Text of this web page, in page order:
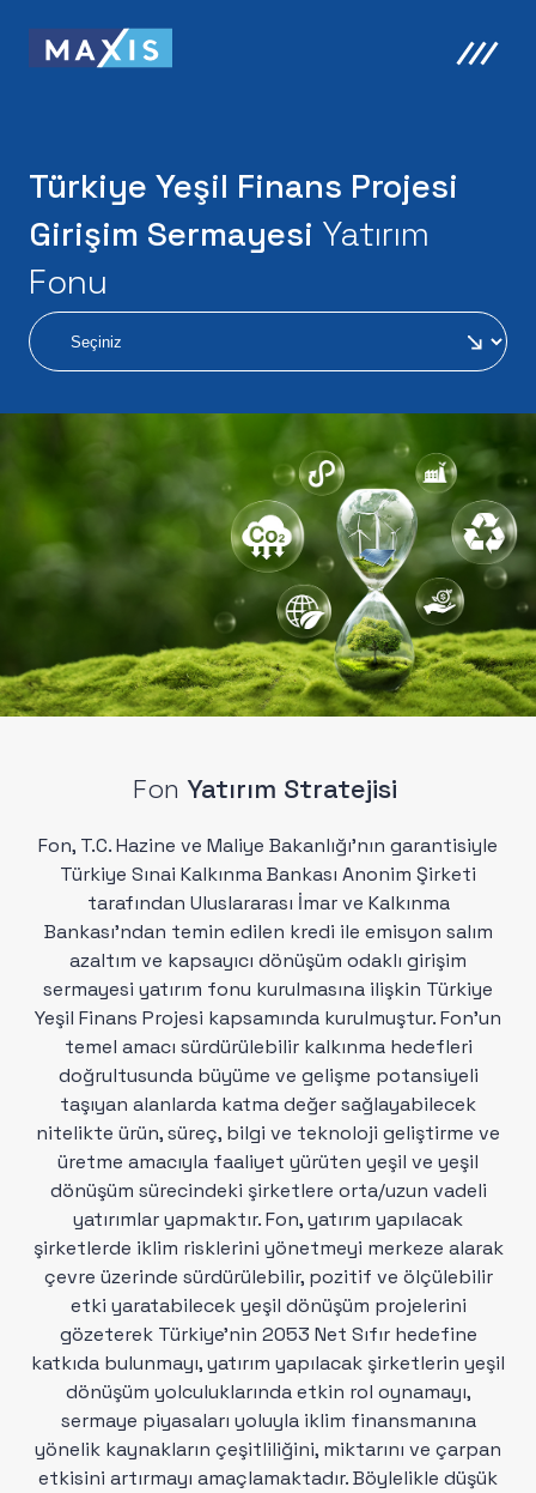
Türkiye Yeşil Finans Projesi
Girişim Sermayesi Yatırım
Fonu
Fon Yatırım Stratejisi
Fon, T.C. Hazine ve Maliye Bakanlığı'nın garantisiyle
Türkiye Sınai Kalkınma Bankası Anonim Şirketi
tarafından Uluslararası İmar ve Kalkınma
Bankası'ndan temin edilen kredi ile emisyon salım
azaltım ve kapsayıcı dönüşüm odaklı girişim
sermayesi yatırım fonu kurulmasına ilişkin Türkiye
Yeşil Finans Projesi kapsamında kurulmuştur. Fon'un
temel amacı sürdürülebilir kalkınma hedefleri
doğrultusunda büyüme ve gelişme potansiyeli
taşıyan alanlarda katma değer sağlayabilecek
nitelikte ürün, süreç, bilgi ve teknoloji geliştirme ve
üretme amacıyla faaliyet yürüten yeşil ve yeşil
dönüşüm sürecindeki şirketlere orta/uzun vadeli
yatırımlar yapmaktır. Fon, yatırım yapılacak
şirketlerde iklim risklerini yönetmeyi merkeze alarak
çevre üzerinde sürdürülebilir, pozitif ve ölçülebilir
etki yaratabilecek yeşil dönüşüm projelerini
gözeterek Türkiye'nin 2053 Net Sıfır hedefine
katkıda bulunmayı, yatırım yapılacak şirketlerin yeşil
dönüşüm yolculuklarında etkin rol oynamayı,
sermaye piyasaları yoluyla iklim finansmanına
yönelik kaynakların çeşitliliğini, miktarını ve çarpan
etkisini artırmayı amaçlamaktadır. Böylelikle düşük